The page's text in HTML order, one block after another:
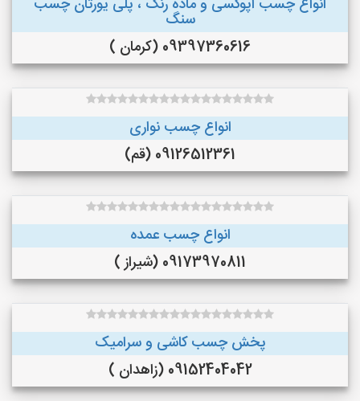
انواع چسب اپوکسی و ماده رنگ ، پلی یورتان چسب
سنگ
09397360616 (کرمان )
انواع چسب نواری
09126512361 (قم)
انواع چسب عمده
09173970811 (شیراز )
پخش چسب کاشی و سرامیک
09152404042 (زاهدان )